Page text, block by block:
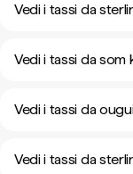
Vedi i tassi da
Vedi i tassi da som
Vedi i tassi da
Vedi i tassi da